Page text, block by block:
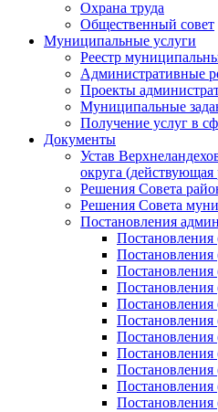
Охрана труда
Общественный совет
Муниципальные услуги
Реестр
Административные
Проекты
Муниципальные
Получение услуг в
Документы
Устав
округа (действующая
Решения Совета
Решения Совета
Постановления
Постановления
Постановления
Постановления
Постановления
Постановления
Постановления
Постановления
Постановления
Постановления
Постановления
Постановления